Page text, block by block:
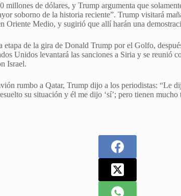
millones de dólares, y Trump argumenta que
soborno de la historia reciente”. Trump visitará
Oriente Medio, y sugirió que allí harán una
etapa de la gira de Donald Trump por el Golfo,
Unidos levantará las sanciones a Siria y se reunió
Israel.
rumbo a Qatar, Trump dijo a los periodistas: “Le
su situación y él me dijo ‘sí’; pero tienen mucho